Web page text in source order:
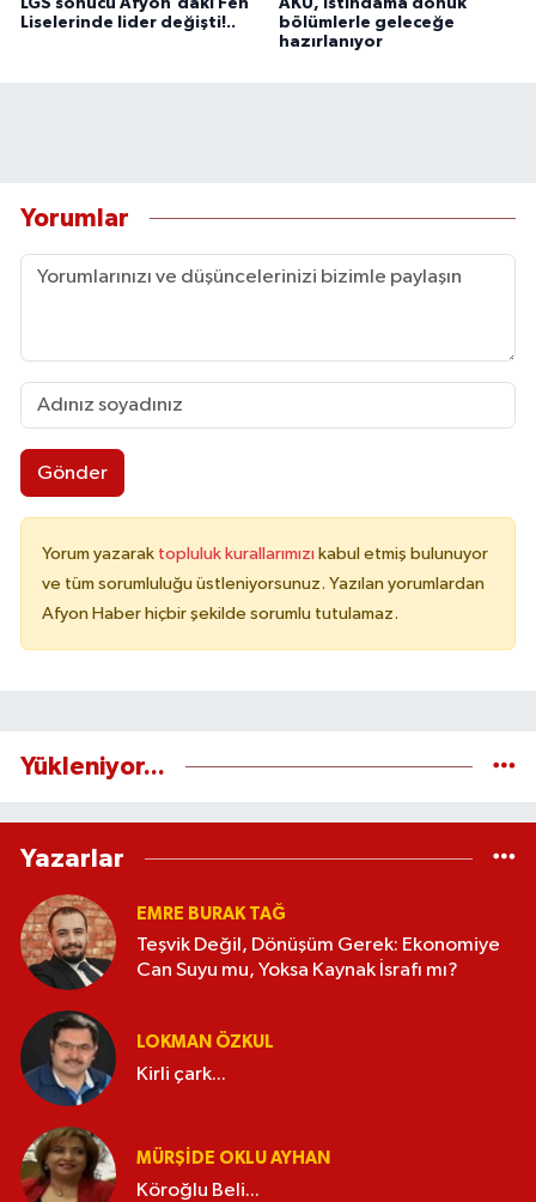
LGS sonucu Afyon'daki Fen
Liselerinde lider değişti!..
AKÜ, istihdama dönük
bölümlerle geleceğe
hazırlanıyor
Yorumlar
Gönder
Yorum yazarak topluluk kurallarımızı kabul etmiş bulunuyor
ve tüm sorumluluğu üstleniyorsunuz. Yazılan yorumlardan
Afyon Haber hiçbir şekilde sorumlu tutulamaz.
Yükleniyor...
Yazarlar
EMRE BURAK TAĞ
Teşvik Değil, Dönüşüm Gerek: Ekonomiye
Can Suyu mu, Yoksa Kaynak İsrafı mı?
LOKMAN ÖZKUL
Kirli çark...
MÜRŞIDE OKLU AYHAN
Köroğlu Beli...